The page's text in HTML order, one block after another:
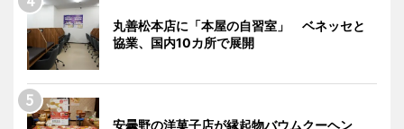
丸善松本店に「本屋の自習室」 ベネッセと
協業、国内10カ所で展開
安曇野の洋菓子店が縁起物バウムクーヘン